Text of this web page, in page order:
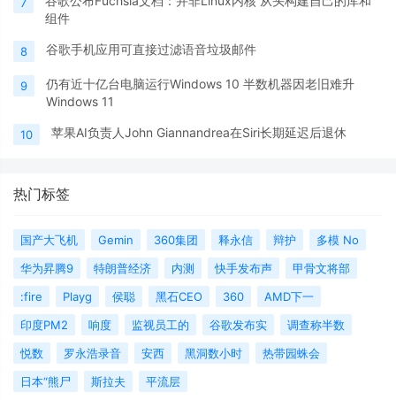
组件
8 谷歌手机应用可直接过滤语音垃圾邮件
9
仍有近十亿台电脑运行Windows 10 半数机器因老旧难升
Windows 11
10 苹果AI负责人John Giannandrea在Siri长期延迟后退休
热门标签
国产大飞机 Gemin 360集团 释永信 辩护
多模 No
华为昇腾9
特朗普经济 内测 快手发布声
甲骨文将部
:fire
Playg 侯聪 黑石CEO 360
AMD下一
印度PM2
响度 监视员工的 谷歌发布实
调查称半数
悦数
罗永浩录音 安西 黑洞数小时
热带园蛛会
日本“熊尸
斯拉夫 平流层